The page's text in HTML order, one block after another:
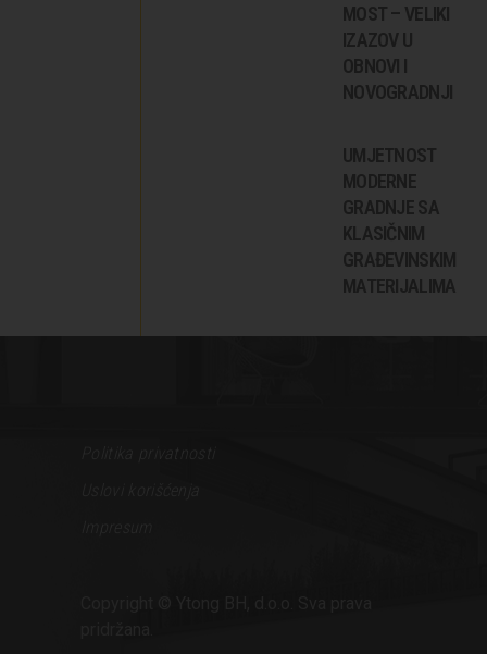
MOST – VELIKI
IZAZOV U
OBNOVI I
NOVOGRADNJI
UMJETNOST
MODERNE
GRADNJE SA
KLASIČNIM
GRAĐEVINSKIM
MATERIJALIMA